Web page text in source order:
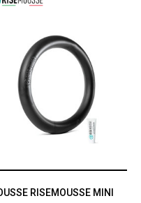
RISEMOUSSE MINI